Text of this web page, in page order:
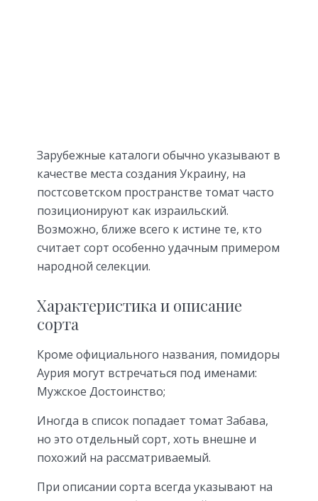
Зарубежные каталоги обычно указывают в
качестве места создания Украину, на
постсоветском пространстве томат часто
позиционируют как израильский.
Возможно, ближе всего к истине те, кто
считает сорт особенно удачным примером
народной селекции.
Характеристика и описание
сорта
Кроме официального названия, помидоры
Аурия могут встречаться под именами:
Мужское Достоинство;
Иногда в список попадает томат Забава,
но это отдельный сорт, хоть внешне и
похожий на рассматриваемый.
При описании сорта всегда указывают на